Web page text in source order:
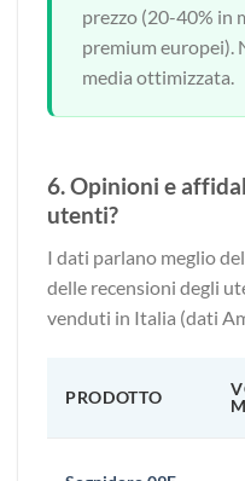
prezzo (20-40% in
premium europei).
media ottimizzata.
6. Opinioni e
utenti?
I dati parlano meglio
delle recensioni degli
venduti in Italia (dati
PRODOTTO